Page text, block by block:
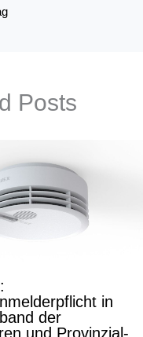
Posts
in
der
und Provinzial-